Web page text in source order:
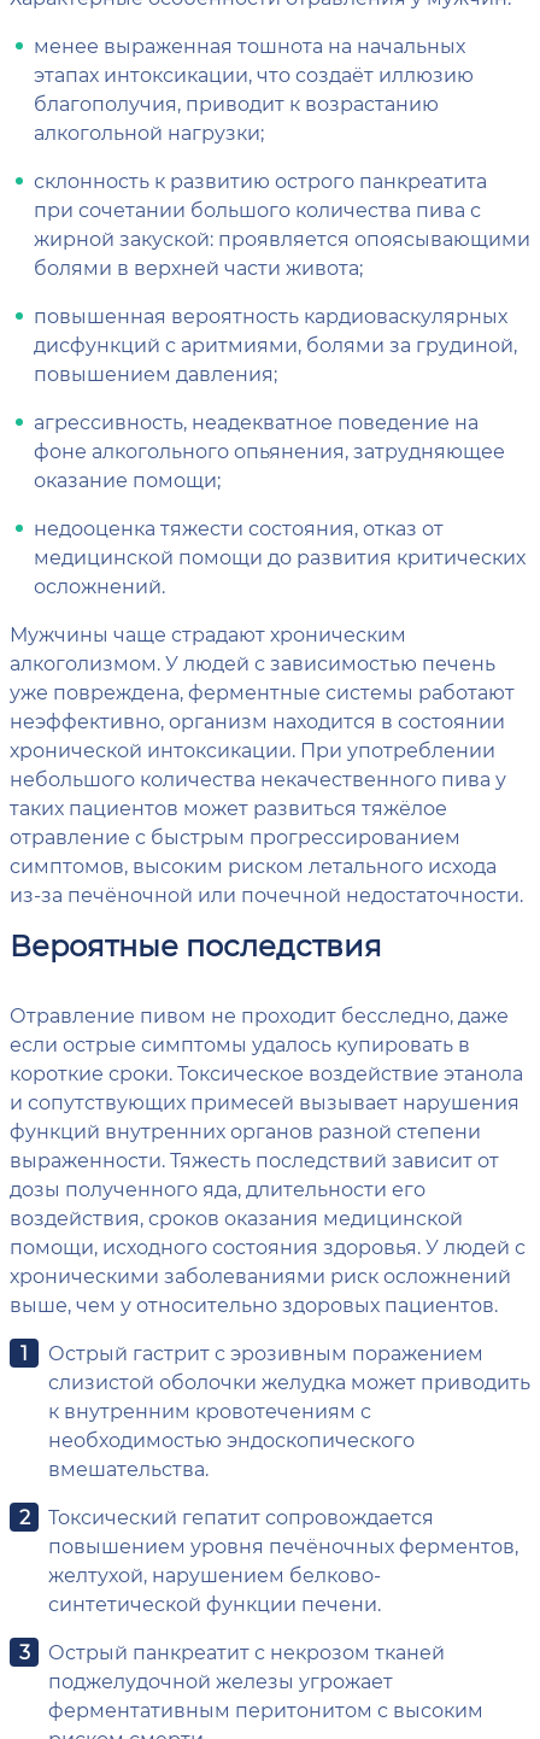
менее выраженная тошнота на начальных
этапах интоксикации, что создаёт иллюзию
благополучия, приводит к возрастанию
алкогольной нагрузки;
склонность к развитию острого панкреатита
при сочетании большого количества пива с
жирной закуской: проявляется опоясывающими
болями в верхней части живота;
повышенная вероятность кардиоваскулярных
дисфункций с аритмиями, болями за грудиной,
повышением давления;
агрессивность, неадекватное поведение на
фоне алкогольного опьянения, затрудняющее
оказание помощи;
недооценка тяжести состояния, отказ от
медицинской помощи до развития критических
осложнений.
Мужчины чаще страдают хроническим
алкоголизмом. У людей с зависимостью печень
уже повреждена, ферментные системы работают
неэффективно, организм находится в состоянии
хронической интоксикации. При употреблении
небольшого количества некачественного пива у
таких пациентов может развиться тяжёлое
отравление с быстрым прогрессированием
симптомов, высоким риском летального исхода
из-за печёночной или почечной недостаточности.
Вероятные последствия
Отравление пивом не проходит бесследно, даже
если острые симптомы удалось купировать в
короткие сроки. Токсическое воздействие этанола
и сопутствующих примесей вызывает нарушения
функций внутренних органов разной степени
выраженности. Тяжесть последствий зависит от
дозы полученного яда, длительности его
воздействия, сроков оказания медицинской
помощи, исходного состояния здоровья. У людей с
хроническими заболеваниями риск осложнений
выше, чем у относительно здоровых пациентов.
Острый гастрит с эрозивным поражением
слизистой оболочки желудка может приводить
к внутренним кровотечениям с
необходимостью эндоскопического
вмешательства.
Токсический гепатит сопровождается
повышением уровня печёночных ферментов,
желтухой, нарушением белково-
синтетической функции печени.
Острый панкреатит с некрозом тканей
поджелудочной железы угрожает
ферментативным перитонитом с высоким